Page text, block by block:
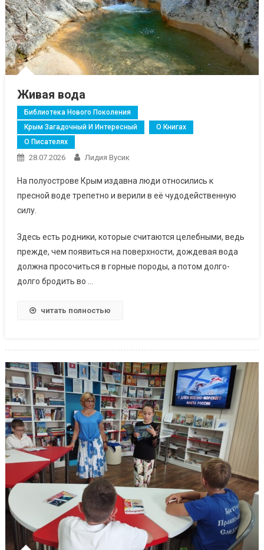
Живая вода
Библиотека Нового Поколения
Крым Загадочный И Интересный
О Книгах
О Писателях
28.07.2026 Лидия Вусик
На полуострове Крым издавна люди относились к
пресной воде трепетно и верили в её чудодейственную
силу.
Здесь есть родники, которые считаются целебными, ведь
прежде, чем появиться на поверхности, дождевая вода
должна просочиться в горные породы, а потом долго-
долго бродить во …
читать полностью